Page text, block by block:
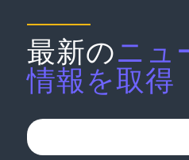
最新のニュ
情報を取得